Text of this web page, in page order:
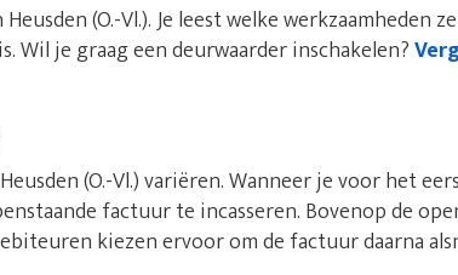
(O.-Vl.). Je leest welke werkzaamheden
Wil je graag een deurwaarder inschakelen?
(O.-Vl.) variëren. Wanneer je voor het
factuur te incasseren. Bovenop de
kiezen ervoor om de factuur daarna